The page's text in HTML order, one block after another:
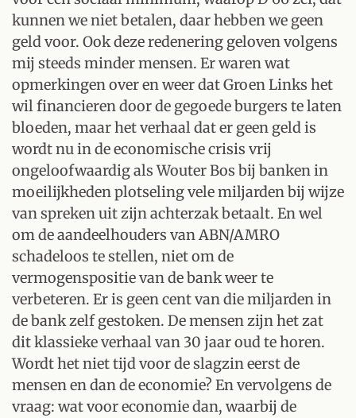
kunnen we niet betalen, daar hebben we geen
geld voor. Ook deze redenering geloven volgens
mij steeds minder mensen. Er waren wat
opmerkingen over en weer dat Groen Links het
wil financieren door de gegoede burgers te laten
bloeden, maar het verhaal dat er geen geld is
wordt nu in de economische crisis vrij
ongeloofwaardig als Wouter Bos bij banken in
moeilijkheden plotseling vele miljarden bij wijze
van spreken uit zijn achterzak betaalt. En wel
om de aandeelhouders van ABN/AMRO
schadeloos te stellen, niet om de
vermogenspositie van de bank weer te
verbeteren. Er is geen cent van die miljarden in
de bank zelf gestoken. De mensen zijn het zat
dit klassieke verhaal van 30 jaar oud te horen.
Wordt het niet tijd voor de slagzin eerst de
mensen en dan de economie? En vervolgens de
vraag: wat voor economie dan, waarbij de